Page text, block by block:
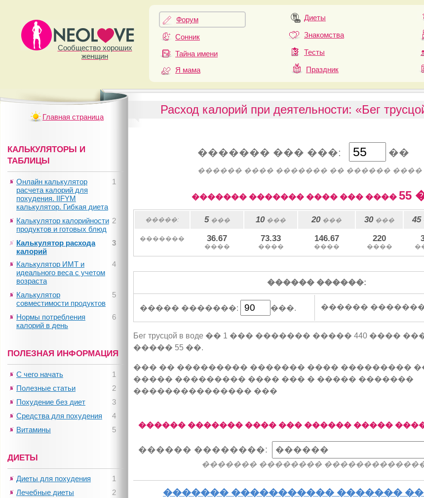
Сообщество хороших
женщин
Форум
Сонник
Тайна имени
Я мама
Диеты
Знакомства
Тесты
Праздник
Расход калорий при деятельности: «Бег
������� ��� ���: ��
������ ���� ������� �� ������ ����
������� ������� ���� ��� ���� 55
�����: 5��� 10��� 20��� 30��� 45
������� 36.67
����
73.33
����
146.67
����
220
����
������ ������:
����� �������: ���. ������
Бег трусцой в воде �� 1 ��� ������� ����� 440 ����
����� 55 ��.
��� �� ��������� ������� ���� ���������
����� ��������� ���� ��� � ����� �������
��������������� ���
������ ������� ���� ��� ������ �����
������ ��������:
������� ��������
������� ����������� �������
Главная страница
КАЛЬКУЛЯТОРЫ И
ТАБЛИЦЫ
1
Онлайн калькулятор
расчета калорий для
похудения. IIFYM
калькулятор. Гибкая диета
2
Калькулятор калорийности
продуктов и готовых блюд
3
Калькулятор расхода
калорий
4
Калькулятор ИМТ и
идеального веса с учетом
возраста
5
Калькулятор
совместимости продуктов
6
Нормы потребления
калорий в день
ПОЛЕЗНАЯ ИНФОРМАЦИЯ
1
С чего начать
2
Полезные статьи
3
Похудение без диет
4
Средства для похудения
5
Витамины
ДИЕТЫ
1
Диеты для похудения
2
Лечебные диеты